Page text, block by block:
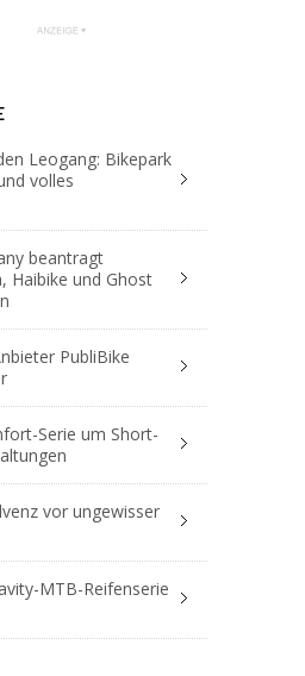
Leogang: Bikepark
volles
beantragt
Haibike und Ghost
PubliBike
Serie um Short-
vor ungewisser
MTB-Reifenserie